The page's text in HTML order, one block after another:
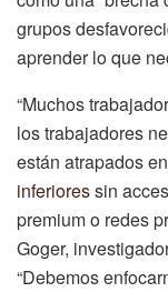
grupos
aprender lo que
“Muchos
los trabajadores
están atrapados en
inferioressin
premium o redes
Goger,
“Debemos